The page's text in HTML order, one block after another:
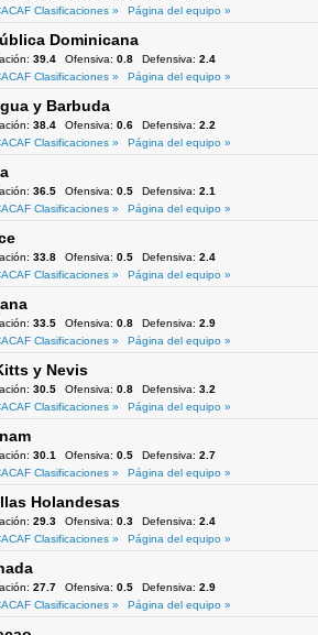
Clasificaciones »
Página del equipo »
Dominicana
39.4 Ofensiva: 0.8 Defensiva: 2.4
Clasificaciones »
Página del equipo »
y Barbuda
38.4 Ofensiva: 0.6 Defensiva: 2.2
Clasificaciones »
Página del equipo »
36.5 Ofensiva: 0.5 Defensiva: 2.1
Clasificaciones »
Página del equipo »
33.8 Ofensiva: 0.5 Defensiva: 2.4
Clasificaciones »
Página del equipo »
33.5 Ofensiva: 0.8 Defensiva: 2.9
Clasificaciones »
Página del equipo »
y Nevis
30.5 Ofensiva: 0.8 Defensiva: 3.2
Clasificaciones »
Página del equipo »
30.1 Ofensiva: 0.5 Defensiva: 2.7
Clasificaciones »
Página del equipo »
Holandesas
29.3 Ofensiva: 0.3 Defensiva: 2.4
Clasificaciones »
Página del equipo »
27.7 Ofensiva: 0.5 Defensiva: 2.9
Clasificaciones »
Página del equipo »